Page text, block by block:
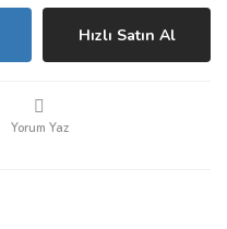
Hızlı Satın Al
Yorum Yaz